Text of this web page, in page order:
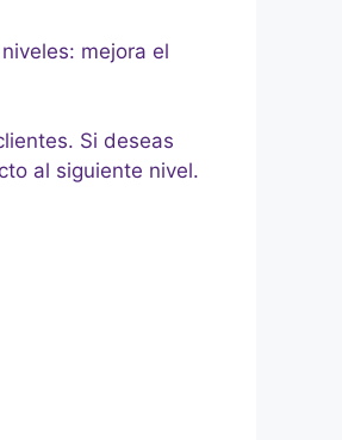
mejora el
Si deseas
al siguiente nivel.